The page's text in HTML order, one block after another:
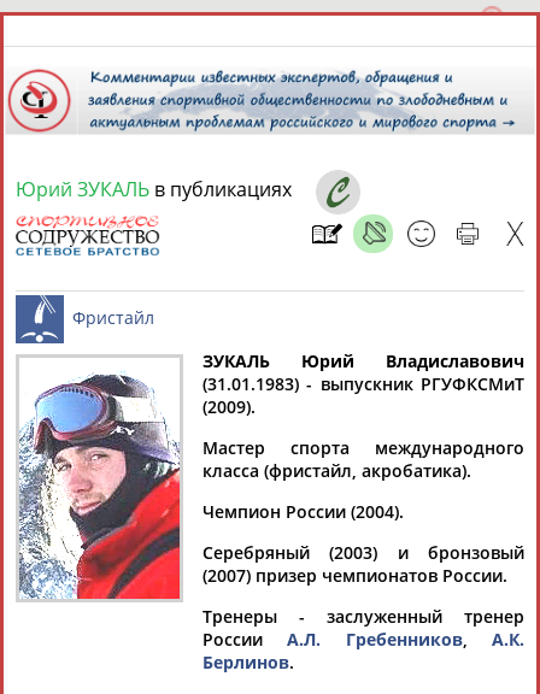
6 августа 2026 года,
СПОРТСМЕНЫ, ТРЕНЕРЫ И СПЕЦИАЛИСТЫ
Найдено: 13181персон Расширенный поиск
Аслаудин
АБАЕВ
Елена
АБАИМОВА
Мария
Юлия
Тамилла
АБАСОВА
Рамазан
АБАЧАРАЕВ
Ростом
Юрий ЗУКАЛЬ в публикациях
Фристайл
ЗУКАЛЬ Юрий Владиславович
(31.01.1983) - выпускник РГУФКСМиТ
(2009).
Мастер спорта международного
класса (фристайл, акробатика).
Чемпион России (2004).
Серебряный (2003) и бронзовый
(2007) призер чемпионатов России.
Тренеры - заслуженный тренер
РоссииА.Л. Гребенников,А.К.
Берлинов.